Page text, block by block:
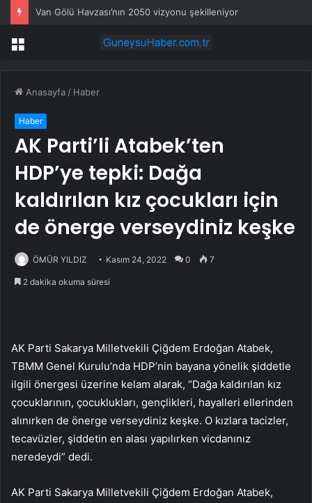
Van Gölü Havzası’nın 2050 vizyonu şekilleniyor
Menü
Anasayfa / Haber
Haber
AK Parti’li Atabek’ten
HDP’ye tepki: Dağa
kaldırılan kız çocukları için
de önerge verseydiniz keşke
ÖMÜR YILDIZ Kasım 24, 2022 0 7
2 dakika okuma süresi
AK Parti Sakarya Milletvekili Çiğdem Erdoğan Atabek,
TBMM Genel Kurulu’nda HDP’nin bayana yönelik şiddetle
ilgili önergesi üzerine kelam alarak, “Dağa kaldırılan kız
çocuklarının, çocuklukları, gençlikleri, hayalleri ellerinden
alınırken de önerge verseydiniz keşke. O kızlara tacizler,
tecavüzler, şiddetin en alası yapılırken vicdanınız
neredeydi” dedi.
AK Parti Sakarya Milletvekili Çiğdem Erdoğan Atabek,